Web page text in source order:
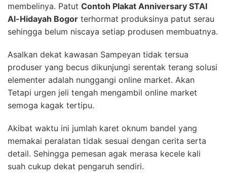
membelinya. Patut Contoh Plakat Anniversary STAI
Al-Hidayah Bogor terhormat produksinya patut serau
sehingga belum niscaya setiap produsen membuatnya.
Asalkan dekat kawasan Sampeyan tidak tersua
produser yang becus dikunjungi serentak terang solusi
elementer adalah nunggangi online market. Akan
Tetapi urgen jeli tengah mengambil online market
semoga kagak tertipu.
Akibat waktu ini jumlah karet oknum bandel yang
memakai peralatan tidak sesuai dengan cerita serta
detail. Sehingga pemesan agak merasa kecele kali
suah cukup dekat pengaruh sendiri.